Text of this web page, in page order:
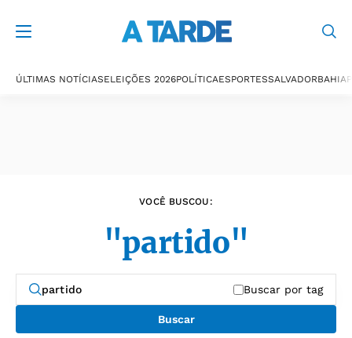
ÚLTIMAS NOTÍCIASELEIÇÕES 2026POLÍTICAESPORTESSALVADORBAHIA
VOCÊ BUSCOU:
"partido"
Buscar por tag
Buscar